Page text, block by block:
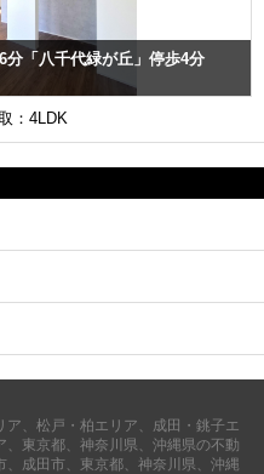
「八千代緑が丘」停歩4分
：4LDK
、松戸・柏エリア、成田・銚子エ
、東京都、神奈川県、沖縄県の不動
成田市、東京都、神奈川県、沖縄